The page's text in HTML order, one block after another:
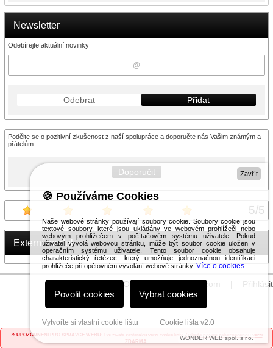
Newsletter
Odebírejte aktuální novinky
Odebrat Přidat
Podělte se o pozitivní zkušenost z naší spolupráce a doporučte nás Vašim známým a
přátelům:
Doporučit
5/5
Externí modul
© 2026 WEXBO | www.wexbo.com Přihlásit
Zavřít
🍪 Používáme Cookies
Naše webové stránky používají soubory cookie. Soubory cookie jsou
textové soubory, které jsou ukládány ve webovém prohlížeči nebo
webovým prohlížečem v počítačovém systému uživatele. Pokud
uživatel vyvolá webovou stránku, může být soubor cookie uložen v
operačním systému uživatele. Tento soubor cookie obsahuje
charakteristický řetězec, který umožňuje jednoznačnou identifikaci
prohlížeče při opětovném vyvolání webové stránky.Více o cookies
Povolit cookies Vybrat cookies
Vytvořte si vlastní cookie lištu Cookie lišta v2.0
WONDER WEB spol. s r.o.
⚠️ UPOZORNĚNÍ PRO SPRÁVCE WEBU: Používáte zastaralou verzi cookie lišty. Získejte novou zabezpečenou verzi
ZDARMA.